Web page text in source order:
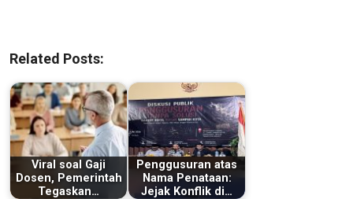
Related Posts:
Viral soal Gaji
Dosen, Pemerintah
Tegaskan…
Penggusuran atas
Nama Penataan:
Jejak Konflik di…